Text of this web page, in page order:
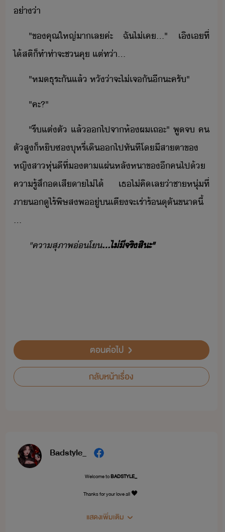
่า่า
"​ข​คุณ​ใหญ่​า​เล​ค่ะ​ ​ฉั​ไ่เค​...​"​ ​เิ​เ​ที่​
ไ้สติ​็​ทำท่า​จะ​ช​คุ​ ​แต่ท่า​...
"​ห​ธุระ​ั​แล้​ ​หั​่า​จะ​ไ่​เจั​ี​ะ​ครั​"
"​คะ​?​"
"​รี​แต่ตั​ ​แล้​​ไป​จา​ห้​ผ​เถะ​"​ ​พู​จ​ ​ค​
ตั​สู​็​หิ​ซุหรี่​เิ​​ไป​ทัที​โ​ีสา​ตาข​
หญิสา​หุ่ี​ที่​ตา​แผ่​หลั​หา​ข​ี​ค​ไป​้​
คารู้สึ​​เสีา​ไ่ไ้​ ​เธ​ไ่​คิ​เล​่า​ชาหุ่​ที่​
ภา​ู​ไร้​พิษส​พ​ู่​​เตี​จะ​เร่าร้​ุั​ขา​ี้​
...
"​คาสุภาพ​่โ...​ไ่ี​จริ​สิะ​"
ตอนต่อไป
กลับหน้าเรื่อง
Badstyle_
Welcome toBADSTYLE_
Thanks for your love all 🖤
แสดงเพิ่มเติม